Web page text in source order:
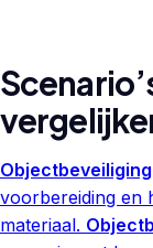
voorbereiding en
materiaal.